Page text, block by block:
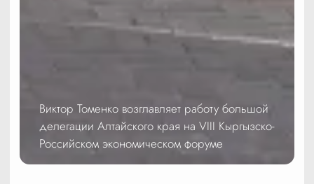
Виктор Томенко возглавляет работу большой
делегации Алтайского края на VIII Кыргызско-
Российском экономическом форуме